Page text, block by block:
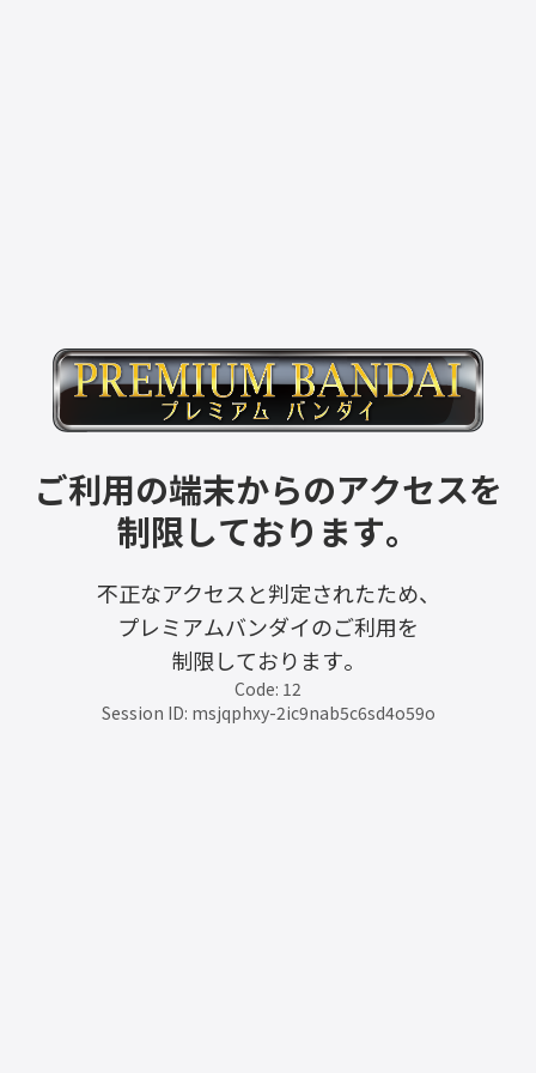
ご利用の端末からのアクセスを
制限しております。
不正なアクセスと判定されたため、
プレミアムバンダイのご利用を
制限しております。
Code: 12
Session ID: msjqphxy-2ic9nab5c6sd4o59o